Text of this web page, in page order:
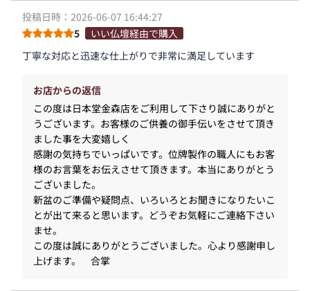
投稿日時：2026-06-07 16:44:27
5
いい仏壇経由で購入
丁寧な対応と迅速な仕上がりで非常に満足しています
お店からの返信
この度は日本堂金森店をご利用して下さり誠にありがと
うございます。お客様のご供養の御手伝いをさせて頂き
ました事を大変嬉しく
感謝の気持ちでいっぱいです。位牌製作の職人にもお客
様のお言葉をお伝えさせて頂きます。本当にありがとう
ございました。
新盆のご準備や疑問点、いろいろとお聞きになりたいこ
とが出て来ると思います。どうぞお気軽にご連絡下さい
ませ。
この度は誠にありがとうございました。心より感謝申し
上げます。 合掌